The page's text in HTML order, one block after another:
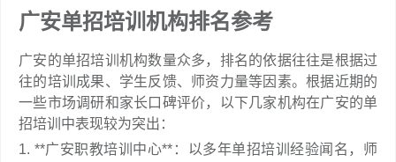
广安单招培训机构排名参考
广安的单招培训机构数量众多，排名的依据往往是根据过
往的培训成果、学生反馈、师资力量等因素。根据近期的
一些市场调研和家长口碑评价，以下几家机构在广安的单
招培训中表现较为突出：
1. **广安职教培训中心**：以多年单招培训经验闻名，师